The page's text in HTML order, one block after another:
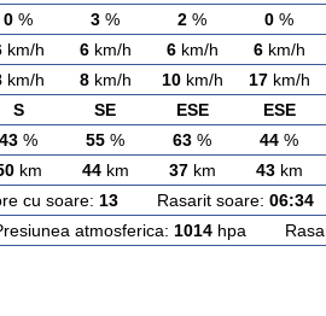
0 % 3 % 2 % 0 %
km/h 6km/h 6km/h 6km/h
km/h 8km/h 10km/h 17km/h
S SE ESE ESE
43 % 55 % 63 % 44 %
km 44km 37km 43km
cu soare: 13Rasarit soare: 06:34
atmosferica: 1014hpa